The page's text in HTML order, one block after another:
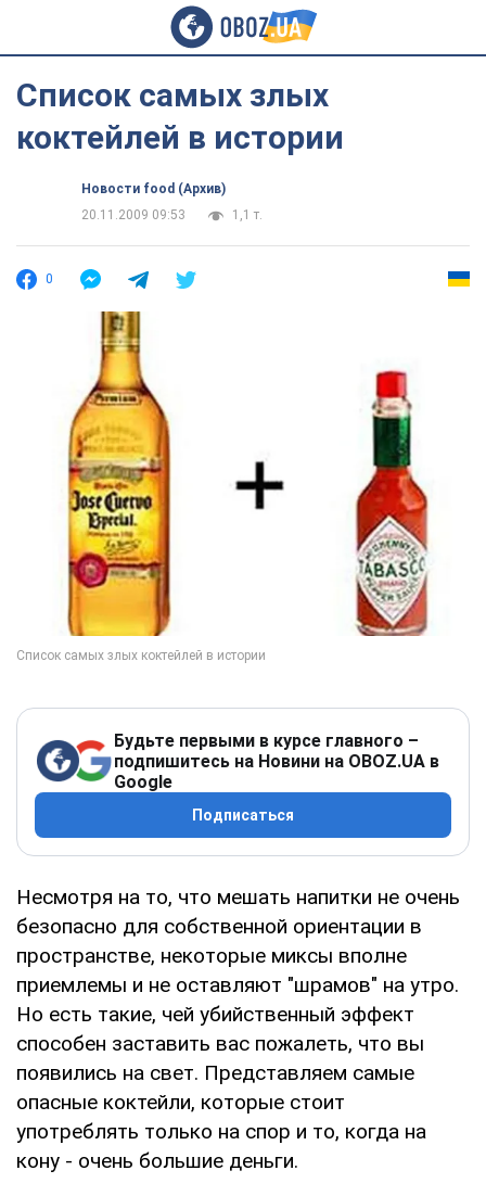
Cписок самых злых
коктейлей в истории
Новости food (Архив)
20.11.2009 09:53
1,1 т.
0
Будьте первыми в курсе главного –
подпишитесь на Новини на OBOZ.UA в
Google
Подписаться
Несмотря на то, что мешать напитки не очень
безопасно для собственной ориентации в
пространстве, некоторые миксы вполне
приемлемы и не оставляют "шрамов" на утро.
Но есть такие, чей убийственный эффект
способен заставить вас пожалеть, что вы
появились на свет. Представляем самые
опасные коктейли, которые стоит
употреблять только на спор и то, когда на
кону - очень большие деньги.